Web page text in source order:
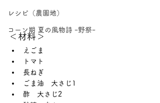
レシピ（農園地）
コーン期 夏の風物詩 ｰ野祭ｰ
＜材料＞
えごま
トマト
長ねぎ
ごま油　大さじ1
酢　大さじ2